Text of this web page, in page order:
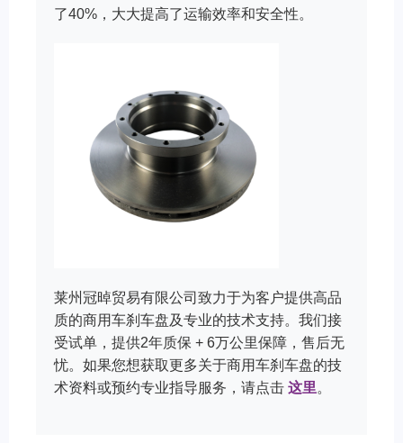
了40%，大大提高了运输效率和安全性。
莱州冠晫贸易有限公司致力于为客户提供高品
质的商用车刹车盘及专业的技术支持。我们接
受试单，提供2年质保 + 6万公里保障，售后无
忧。如果您想获取更多关于商用车刹车盘的技
术资料或预约专业指导服务，请点击 这里。